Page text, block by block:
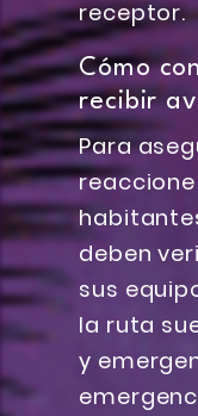
receptor.
Cómo
recibir
Para
deben
sus
la ruta
y